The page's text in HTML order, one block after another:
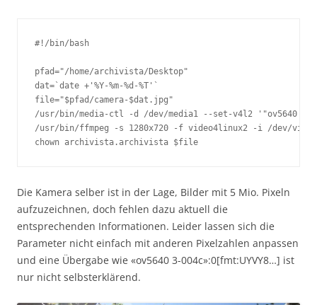
#!/bin/bash
pfad="/home/archivista/Desktop"
dat=`date +'%Y-%m-%d-%T'`
file="$pfad/camera-$dat.jpg"
/usr/bin/media-ctl -d /dev/media1 --set-v4l2 '"ov5640 3-
/usr/bin/ffmpeg -s 1280x720 -f video4linux2 -i /dev/
chown archivista.archivista $file
Die Kamera selber ist in der Lage, Bilder mit 5 Mio. Pixeln
aufzuzeichnen, doch fehlen dazu aktuell die
entsprechenden Informationen. Leider lassen sich die
Parameter nicht einfach mit anderen Pixelzahlen anpassen
und eine Übergabe wie «ov5640 3-004c»:0[fmt:UYVY8…] ist
nur nicht selbsterklärend.